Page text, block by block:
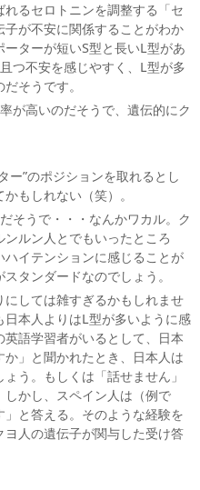
るセロトニンを調整する「セ
が不安に関係することがわか
ターが短いS型と長いL型があ
つ不安を感じやすく、L型が多
そうです。
が高いのだそうで、遺伝的にク
ー”のポジションを取れるとし
もしれない（笑）。
そうで・・・なんかワカル。ク
ルン人とでもいったところ
イテンションに感じることが
タンダードなのでしょう。
しては雑すぎるかもしれませ
本人よりはL型が多いように感
語学習者がいるとして、日本
」と聞かれたとき、日本人は
う。もしくは「話せません」
かし、スペイン人は（例で
と答える。そのような経験を
人の遺伝子が関与した受け答